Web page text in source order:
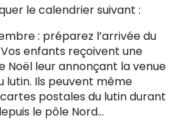
le calendrier suivant :
: préparez l’arrivée du
enfants reçoivent une
Noël leur annonçant la venue
lutin. Ils peuvent même
postales du lutin durant
le pôle Nord…